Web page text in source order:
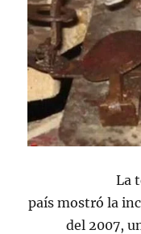
La
país mostró la
del 2007,